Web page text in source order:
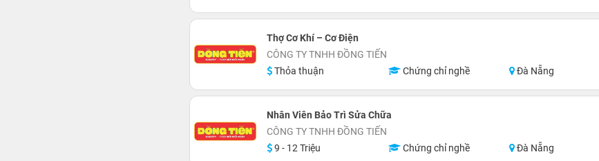
Thợ Cơ Khí – Cơ Điện
CÔNG TY TNHH ĐỒNG TIẾN
Thỏa thuận
Chứng chỉ nghề Đà Nẵng
Nhân Viên Bảo Trì Sửa Chữa
CÔNG TY TNHH ĐỒNG TIẾN
9 - 12 Triệu
Chứng chỉ nghề Đà Nẵng